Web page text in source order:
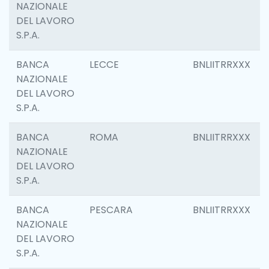
NAZIONALE
DEL LAVORO
S.P.A.
BANCA
NAZIONALE
DEL LAVORO
S.P.A.
LECCE BNLIITRRXXX
BANCA
NAZIONALE
DEL LAVORO
S.P.A.
ROMA BNLIITRRXXX
BANCA
NAZIONALE
DEL LAVORO
S.P.A.
PESCARA BNLIITRRXXX